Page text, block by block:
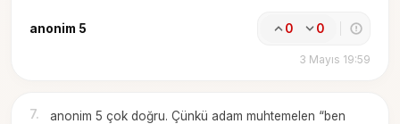
anonim 5 0 0
3 Mayıs 19:59
7.
anonim 5 çok doğru. Çünkü adam muhtemelen “ben